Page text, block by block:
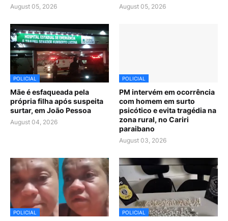
August 05, 2026 August 05, 2026
POLICIAL
Mãe é esfaqueada pela
própria filha após suspeita
surtar, em João Pessoa
August 04, 2026
POLICIAL
PM intervém em ocorrência
com homem em surto
psicótico e evita tragédia na
zona rural, no Cariri
paraibano
August 03, 2026
POLICIAL POLICIAL